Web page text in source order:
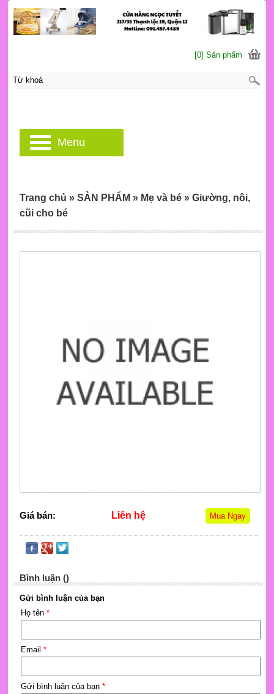
Giá bán: Liên hệ Mua Ngay
Bình luận ()
Gửi bình luận của bạn
Họ tên *
Email *
Gửi bình luận của bạn *
Trang chủ » SẢN PHẨM » Mẹ và bé » Giường, nôi,
cũi cho bé
[0] Sản phẩm
Menu